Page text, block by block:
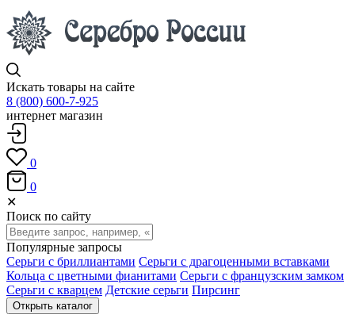
Искать товары на сайте
8 (800) 600-7-925
интернет магазин
0
0
✕
Поиск по сайту
Популярные запросы
Серьги с бриллиантами Серьги с драгоценными вставками
Кольца с цветными фианитами Серьги с французским замком
Серьги с кварцем Детские серьги Пирсинг
Открыть каталог